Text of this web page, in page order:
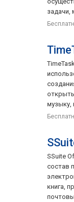
музыку,
SSuite
состав
книга,